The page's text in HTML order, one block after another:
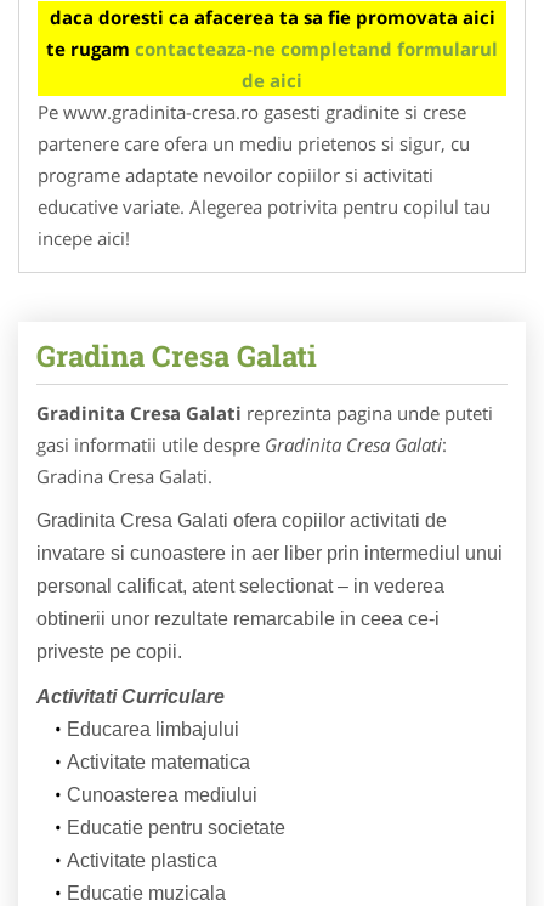
daca doresti ca afacerea ta sa fie promovata aici
te rugam contacteaza-ne completand formularul
de aici
Pe www.gradinita-cresa.ro gasesti gradinite si crese
partenere care ofera un mediu prietenos si sigur, cu
programe adaptate nevoilor copiilor si activitati
educative variate. Alegerea potrivita pentru copilul tau
incepe aici!
Gradina Cresa Galati
Gradinita Cresa Galati reprezinta pagina unde puteti
gasi informatii utile despre Gradinita Cresa Galati:
Gradina Cresa Galati.
Gradinita Cresa Galati ofera copiilor activitati de
invatare si cunoastere in aer liber prin intermediul unui
personal calificat, atent selectionat – in vederea
obtinerii unor rezultate remarcabile in ceea ce-i
priveste pe copii.
Activitati Curriculare
Educarea limbajului
Activitate matematica
Cunoasterea mediului
Educatie pentru societate
Activitate plastica
Educatie muzicala